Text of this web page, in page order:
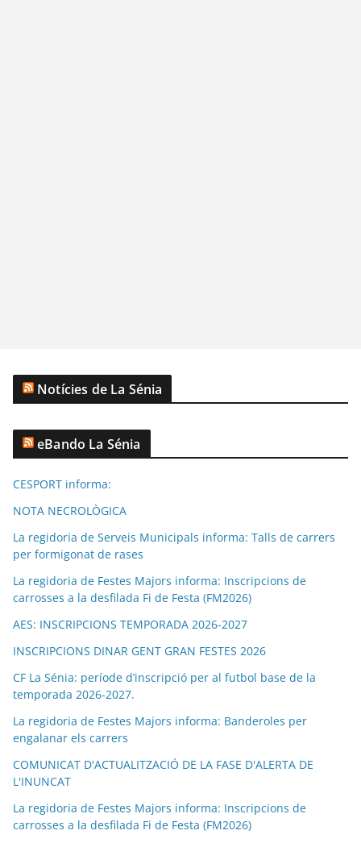
Notícies de La Sénia
eBando La Sénia
CESPORT informa:
NOTA NECROLÒGICA
La regidoria de Serveis Municipals informa: Talls de carrers
per formigonat de rases
La regidoria de Festes Majors informa: Inscripcions de
carrosses a la desfilada Fi de Festa (FM2026)
AES: INSCRIPCIONS TEMPORADA 2026-2027
INSCRIPCIONS DINAR GENT GRAN FESTES 2026
CF La Sénia: període d’inscripció per al futbol base de la
temporada 2026-2027.
La regidoria de Festes Majors informa: Banderoles per
engalanar els carrers
COMUNICAT D'ACTUALITZACIÓ DE LA FASE D'ALERTA DE
L'INUNCAT
La regidoria de Festes Majors informa: Inscripcions de
carrosses a la desfilada Fi de Festa (FM2026)